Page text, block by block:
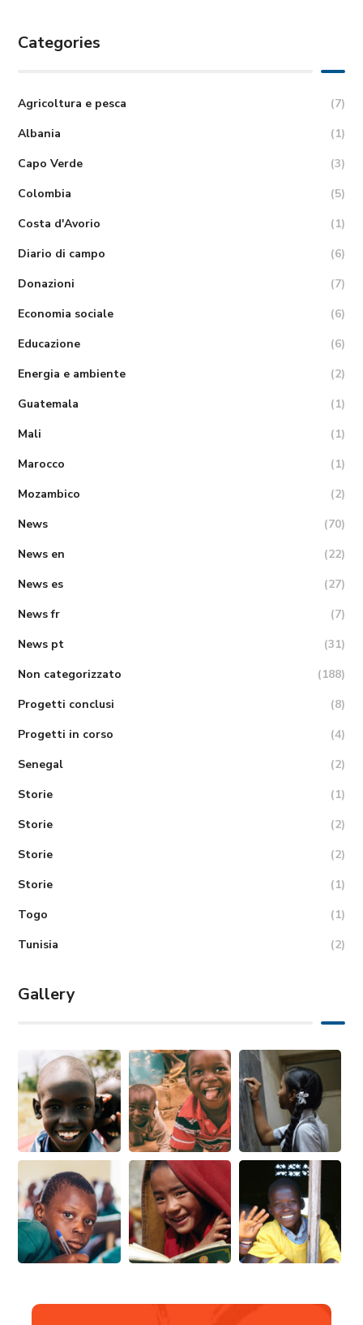
Categories
Agricoltura e pesca
(7)
Albania
(1)
Capo Verde
(3)
Colombia
(5)
Costa d'Avorio
(1)
Diario di campo
(6)
Donazioni
(7)
Economia sociale
(6)
Educazione
(6)
Energia e ambiente
(2)
Guatemala
(1)
Mali
(1)
Marocco
(1)
Mozambico
(2)
News
(70)
News en
(22)
News es
(27)
News fr
(7)
News pt
(31)
Non categorizzato
(188)
Progetti conclusi
(8)
Progetti in corso
(4)
Senegal
(2)
Storie
(1)
Storie
(2)
Storie
(2)
Storie
(1)
Togo
(1)
Tunisia
(2)
Gallery